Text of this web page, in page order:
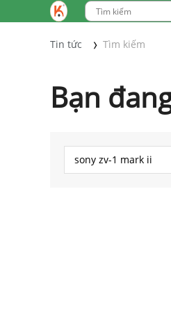
Tin tức Tìm kiếm
Bạn